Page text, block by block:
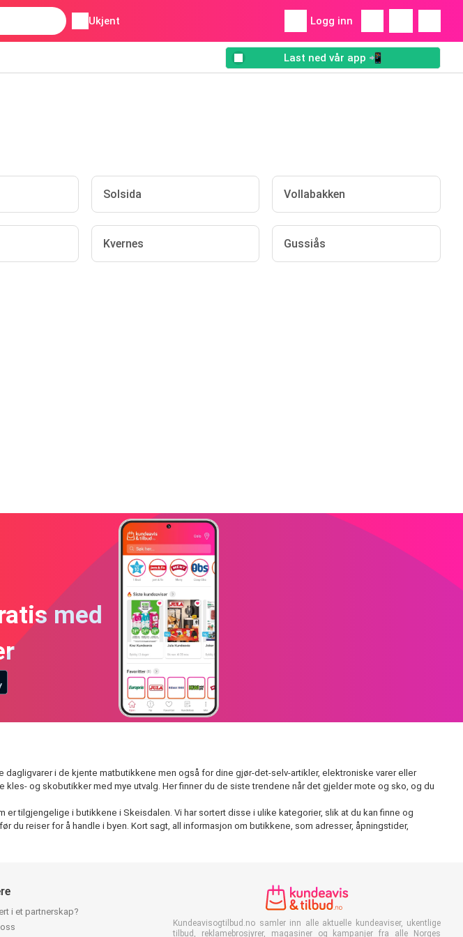
Ukjent Logg inn
Last ned vår app 📲
Solsida Vollabakken
Kvernes Gussiås
med
i de kjente matbutikkene men også for dine gjør-det-selv-artikler, elektroniske varer eller
og skobutikker med mye utvalg. Her finner du de siste trendene når det gjelder mote og sko, og du
tilgjengelige i butikkene i Skeisdalen. Vi har sortert disse i ulike kategorier, slik at du kan finne og
reiser for å handle i byen. Kort sagt, all informasjon om butikkene, som adresser, åpningstider,
i et partnerskap?
Kundeavisogtilbud.no samler inn alle aktuelle kundeaviser, ukentlige
tilbud, reklamebrosjyrer, magasiner og kampanjer fra alle Norges